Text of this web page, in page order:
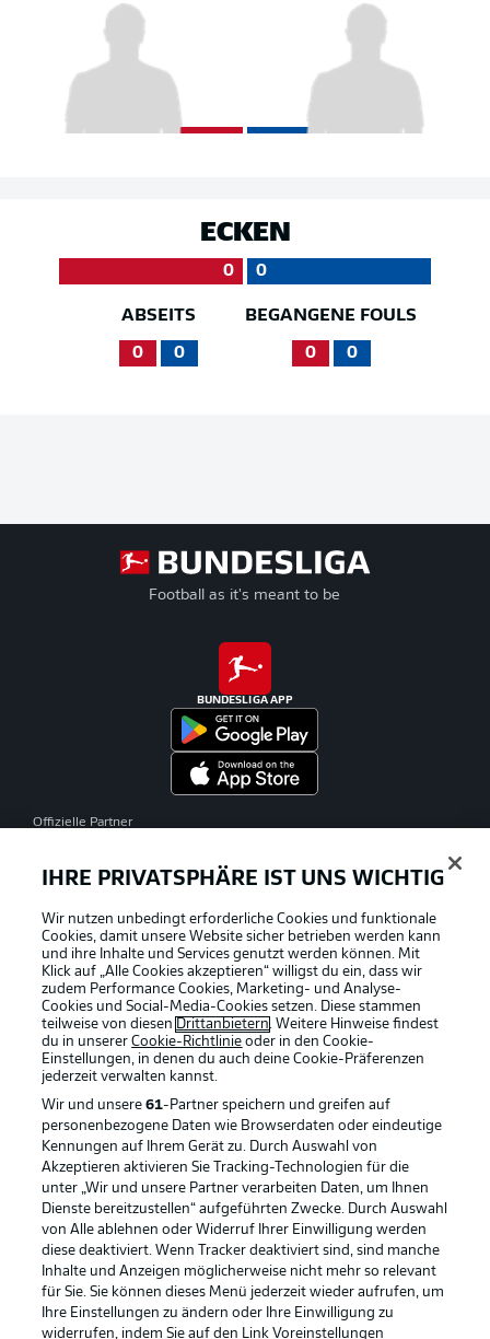
ECKEN
0 0
ABSEITS
0 0
BEGANGENE FOULS
0 0
Football as it's meant to be
BUNDESLIGA APP
Offizielle Partner
Rechtliche Hinweise Voreinstellungen verwalten
Datenschutz Nutzungsbedingungen
Kontakt Jobs
Impressum Partner
IHRE PRIVATSPHÄRE IST UNS WICHTIG
Wir nutzen unbedingt erforderliche Cookies und funktionale
Cookies, damit unsere Website sicher betrieben werden kann
und ihre Inhalte und Services genutzt werden können. Mit
Klick auf „Alle Cookies akzeptieren“ willigst du ein, dass wir
zudem Performance Cookies, Marketing- und Analyse-
Cookies und Social-Media-Cookies setzen. Diese stammen
teilweise von diesen Drittanbietern. Weitere Hinweise findest
du in unsererCookie-Richtlinie oder in den Cookie-
Einstellungen, in denen du auch deine Cookie-Präferenzen
jederzeit verwalten kannst.
Wir und unsere61-Partner speichern und greifen auf
personenbezogene Daten wie Browserdaten oder eindeutige
Kennungen auf Ihrem Gerät zu. Durch Auswahl von
Akzeptieren aktivieren Sie Tracking-Technologien für die
unter „Wir und unsere Partner verarbeiten Daten, um Ihnen
Dienste bereitzustellen“ aufgeführten Zwecke. Durch Auswahl
von Alle ablehnen oder Widerruf Ihrer Einwilligung werden
diese deaktiviert. Wenn Tracker deaktiviert sind, sind manche
Inhalte und Anzeigen möglicherweise nicht mehr so relevant
für Sie. Sie können dieses Menü jederzeit wieder aufrufen, um
Ihre Einstellungen zu ändern oder Ihre Einwilligung zu
widerrufen, indem Sie auf den Link Voreinstellungen